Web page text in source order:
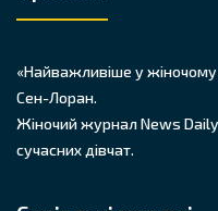
«Найважливіше у жіночому
Сен-Лоран.
Жіночий журнал News
сучасних дівчат.